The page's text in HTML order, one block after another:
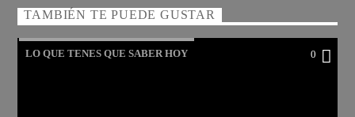
TAMBIÉN TE PUEDE GUSTAR
LO QUE TENES QUE SABER HOY 0